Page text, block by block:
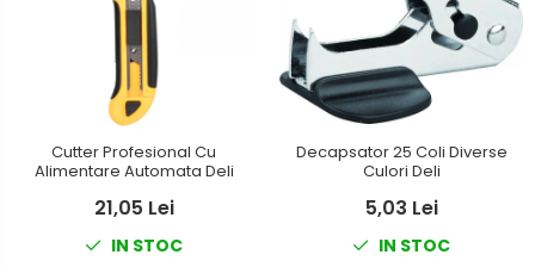
Cutter Profesional Cu
Alimentare Automata Deli
21,05 Lei
IN STOC
Decapsator 25 Coli Diverse
Culori Deli
5,03 Lei
IN STOC